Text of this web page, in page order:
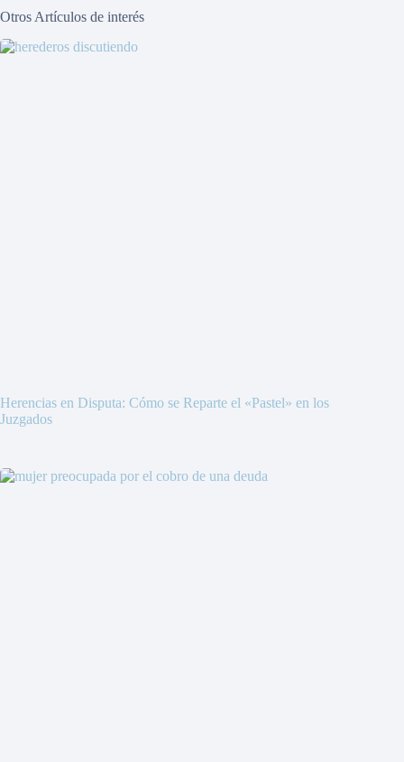
Otros Artículos de interés
Herencias en Disputa: Cómo se Reparte el «Pastel» en los
Juzgados